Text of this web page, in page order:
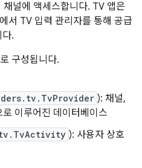
널에 액세스합니다. TV 앱은
서 TV 입력 관리자를 통해 공급
.
구성됩니다.
): 채널,
이루어진 데이터베이스
): 사용자 상호